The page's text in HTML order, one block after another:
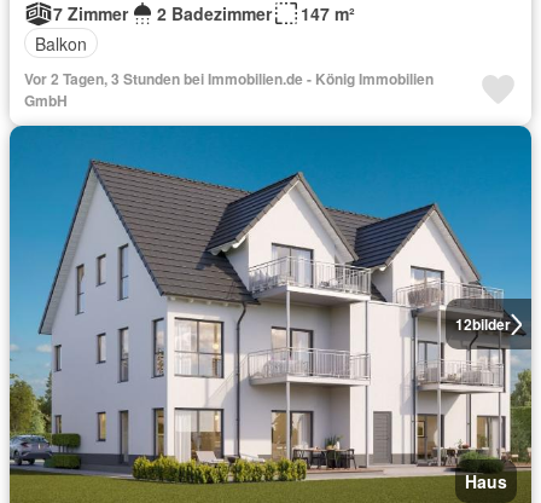
7 Zimmer
2 Badezimmer
147 m²
Balkon
Vor 2 Tagen, 3 Stunden bei Immobilien.de - König Immobilien
GmbH
12bilder
Haus